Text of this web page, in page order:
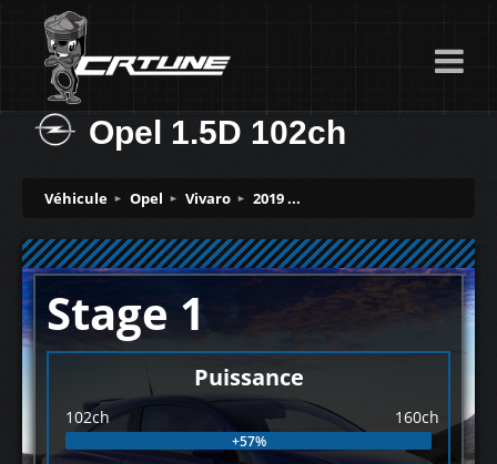
Opel 1.5D 102ch
Véhicule Opel Vivaro 2019 ...
Stage 1
Puissance
102ch 160ch
+57%